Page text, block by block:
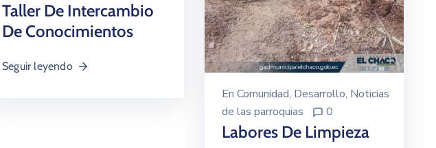
Taller De Intercambio
De Conocimientos
Seguir leyendo
En Comunidad‚ Desarrollo‚ Noticias
de las parroquias
0
Labores De Limpieza